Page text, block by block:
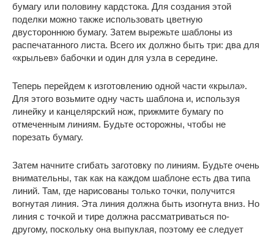
бумагу или половину кардстока. Для создания этой
поделки можно также использовать цветную
двустороннюю бумагу. Затем вырежьте шаблоны из
распечатанного листа. Всего их должно быть три: два для
«крыльев» бабочки и один для узла в середине.
Теперь перейдем к изготовлению одной части «крыла».
Для этого возьмите одну часть шаблона и, используя
линейку и канцелярский нож, прижмите бумагу по
отмеченным линиям. Будьте осторожны, чтобы не
порезать бумагу.
Затем начните сгибать заготовку по линиям. Будьте очень
внимательны, так как на каждом шаблоне есть два типа
линий. Там, где нарисованы только точки, получится
вогнутая линия. Эта линия должна быть изогнута вниз. Но
линия с точкой и тире должна рассматриваться по-
другому, поскольку она выпуклая, поэтому ее следует